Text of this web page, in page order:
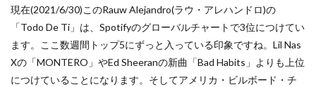
現在(2021/6/30)このRauw Alejandro(ラウ・アレハンドロ)の
「Todo De Ti」は、Spotifyのグローバルチャートで3位につけてい
ます。ここ数週間トップ5にずっと入っている印象ですね。Lil Nas
Xの「MONTERO」やEd Sheeranの新曲「Bad Habits」よりも上位
につけていることになります。そしてアメリカ・ビルボード・チ